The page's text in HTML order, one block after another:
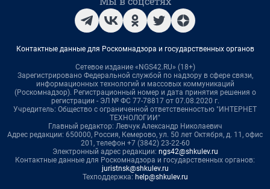
Контактные данные для Роскомнадзора и государственных органов
Сетевое издание «NGS42.RU» (18+)
Зарегистрировано Федеральной службой по надзору в сфере связи,
информационных технологий и массовых коммуникаций
(Роскомнадзор). Регистрационный номер и дата принятия решения о
регистрации - ЭЛ № ФС 77-78817 от 07.08.2020 г.
Учредитель: Общество с ограниченной ответственностью "ИНТЕРНЕТ
ТЕХНОЛОГИИ"
Главный редактор: Левчук Александр Николаевич
Адрес редакции: 650000, Россия, Кемерово, ул. 50 лет Октября, д. 11, офис
201, телефон +7 (3842) 23-22-60
Электронный адрес редакции: ngs42@shkulev.ru
Контактные данные для Роскомнадзора и государственных органов:
juristnsk@shkulev.ru
Техподдержка: help@shkulev.ru